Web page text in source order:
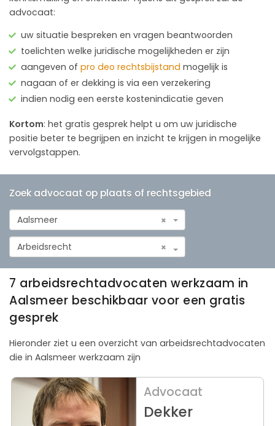
advocaat:
uw situatie bespreken en vragen beantwoorden
toelichten welke juridische mogelijkheden er zijn
aangeven of pro deo rechtsbijstand mogelijk is
nagaan of er dekking is via een verzekering
indien nodig een eerste kostenindicatie geven
Kortom: het gratis gesprek helpt u om uw juridische
positie beter te begrijpen en inzicht te krijgen in mogelijke
vervolgstappen.
Zoek advocaat op plaats of rechtsgebied
×
Aalsmeer
×
Arbeidsrecht
7 arbeidsrechtadvocaten werkzaam in
Aalsmeer beschikbaar voor een gratis
gesprek
Hieronder ziet u een overzicht van arbeidsrechtadvocaten
die in Aalsmeer werkzaam zijn
Advocaat
Dekker